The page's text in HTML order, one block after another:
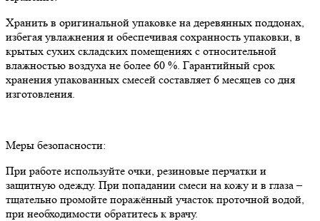
Хранить в оригинальной упаковке на деревянных поддонах,
избегая увлажнения и обеспечивая сохранность упаковки, в
крытых сухих складских помещениях с относительной
влажностью воздуха не более 60 %. Гарантийный срок
хранения упакованных смесей составляет 6 месяцев со дня
изготовления.
Меры безопасности:
При работе используйте очки, резиновые перчатки и
защитную одежду. При попадании смеси на кожу и в глаза –
тщательно промойте поражённый участок проточной водой,
при необходимости обратитесь к врачу.